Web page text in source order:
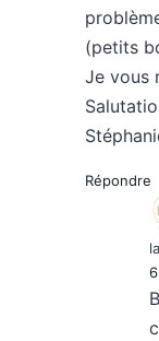
(petits
Je vous
Répondre